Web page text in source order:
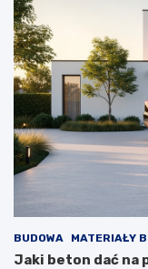
BUDOWA MATERIAŁY
Jaki beton dać na